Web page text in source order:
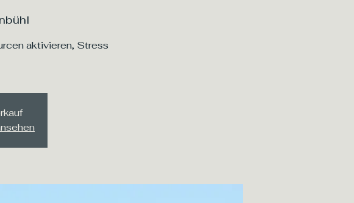
aktivieren, Stress